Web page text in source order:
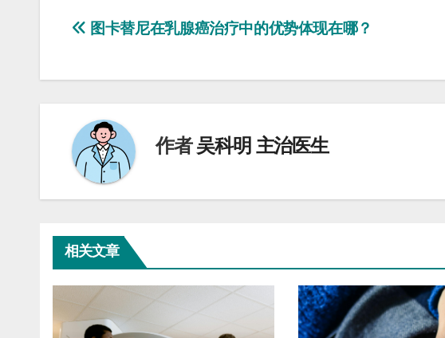
文
航
图卡替尼在乳腺癌治疗中的优势体现在哪？
作者吴科明 主治医生
相关文章